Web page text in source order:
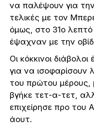
να παλέψουν για
τελικές με τον
όμως, στο 31ο
έψαχναν με την
Οι κόκκινοι
για να ισοφαρίσουν
του πρώτου
βγήκε τετ-α-τετ,
επιχείρησε προ του
άουτ.